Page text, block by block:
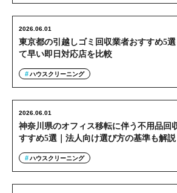
東京都の引越しゴミ回収業者おすすめ5選
て早い即日対応店を比較
2026.06.01
ハウスクリーニング
神奈川県のオフィス移転に伴う不用品回
すすめ5選｜法人向け選び方の基準も解説
2026.06.01
ハウスクリーニング